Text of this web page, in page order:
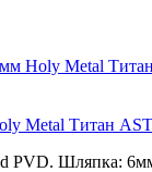
Metal Титан
PVD. Шляпка: